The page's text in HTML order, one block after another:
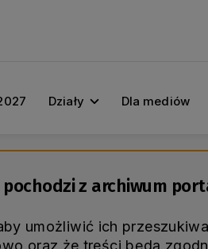
Działy Dla mediów
pochodzi z archiwum
umożliwić ich
oraz że treści będą